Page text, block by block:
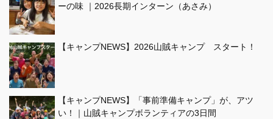
ーの味 ｜2026長期インターン（あさみ）
【キャンプNEWS】2026山賊キャンプ スタート！
【キャンプNEWS】「事前準備キャンプ」が、アツ
い！｜山賊キャンプボランティアの3日間